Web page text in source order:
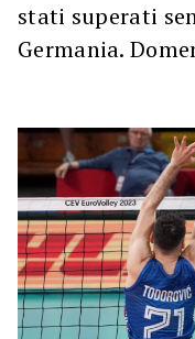
stati superati
Germania.